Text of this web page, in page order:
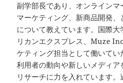
副学部長であり、オンライン
マーケティング、新商品開発、
について教えています。国際大
リカンエクスプレス、Muze
ケティング担当として働いて
利用者の動向や新しいメディ
リサーチに力を入れています